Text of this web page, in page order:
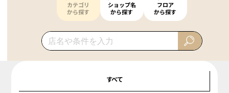
カテゴリ
から探す
ショップ名
から探す
フロア
から探す
すべて